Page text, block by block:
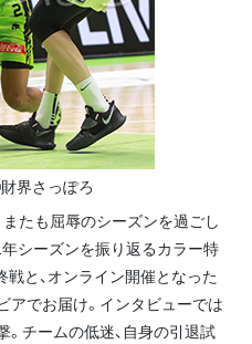
界さっぽろ
たも屈辱のシーズンを過ごし
シーズンを振り返るカラー特
と、オンライン開催となった
アでお届け。インタビューでは
チームの低迷、自身の引退試